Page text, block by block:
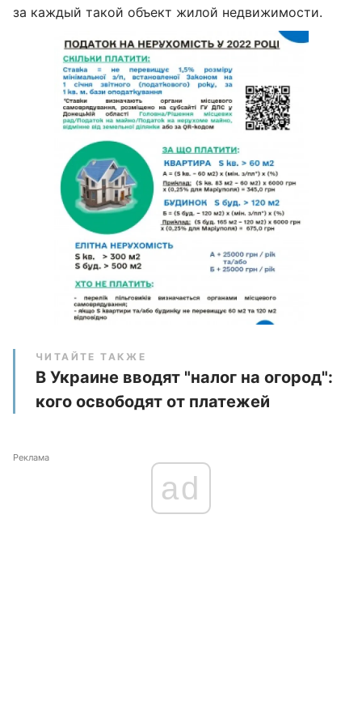
за каждый такой объект жилой недвижимости.
ЧИТАЙТЕ ТАКЖЕ
В Украине вводят "налог на огород":
кого освободят от платежей
Реклама
ad